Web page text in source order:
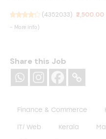
(4352033) ₹2,500.00
- More info)
Share this Job
Finance & Commerce
IT/ Web Kerala